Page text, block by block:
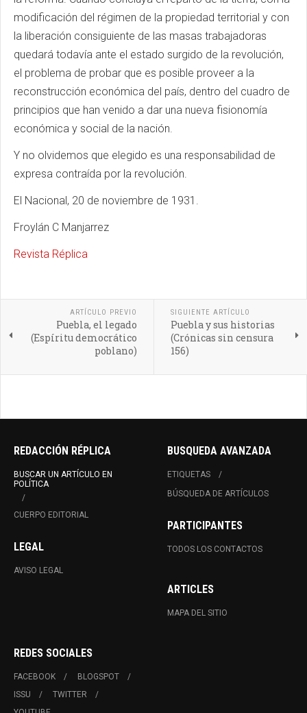
modificación del régimen de la propiedad territorial y con
la liberación consiguiente de las masas trabajadoras
quedará todavía ante el estado surgido de la revolución,
el problema de probar que es posible proveer a la
reconstrucción económica del país, dentro del cuadro de
principios que han venido a dar una nueva fisionomía
económica y social de la nación.
Y no olvidemos que elegido es una responsabilidad de
expresa contraída por la revolución.
El Nacional, 20 de noviembre de 1931.
Froylán C Manjarrez
Revista Réplica
ARTÍCULO PREVIO
Puebla, el legado
(Espíritu democrático
poblano)
SIGUIENTE ARTÍCULO
Puebla y sus historias
(Crónicas sin censura
156)
REDACCIÓN RÉPLICA
BUSCAR UN ARTÍCULO EN
POLÍTICA
CUERPO EDITORIAL
LEGAL
AVISO LEGAL
BUSQUEDA AVANZADA
ETIQUETAS
BÚSQUEDA DE ARTÍCULOS
PARTICIPANTES
TODOS LOS CONTACTOS
ARTICLES
MAPA DEL SITIO
REDES SOCIALES
FACEBOOK
BLOGSPOT
ISSU
TWITTER